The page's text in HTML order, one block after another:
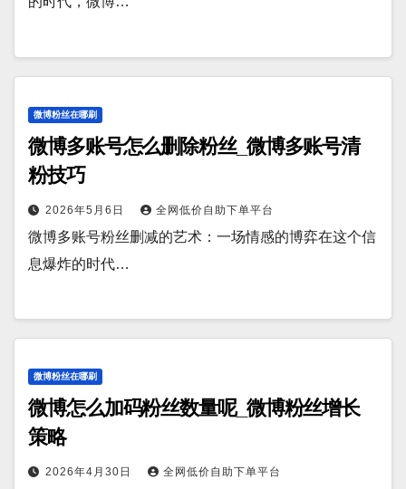
微博粉丝在哪刷
微博多账号怎么删除粉丝_微博多账号清
粉技巧
2026年5月6日 全网低价自助下单平台
微博多账号粉丝删减的艺术：一场情感的博弈在这个信
息爆炸的时代…
微博粉丝在哪刷
微博怎么加码粉丝数量呢_微博粉丝增长
策略
2026年4月30日 全网低价自助下单平台